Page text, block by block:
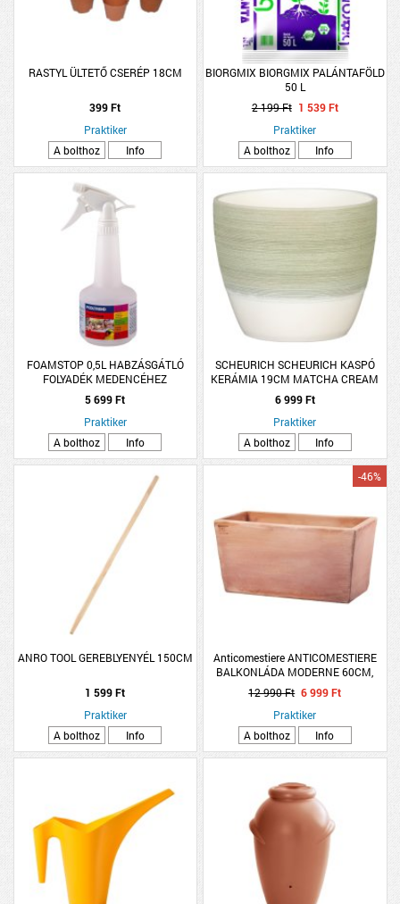
RASTYL ÜLTETŐ CSERÉP 18CM
399 Ft
Praktiker
A bolthoz
Info
BIORGMIX BIORGMIX PALÁNTAFÖLD
50 L
2 199 Ft 1 539 Ft
Praktiker
A bolthoz
Info
FOAMSTOP 0,5L HABZÁSGÁTLÓ
FOLYADÉK MEDENCÉHEZ
5 699 Ft
Praktiker
A bolthoz
Info
SCHEURICH SCHEURICH KASPÓ
KERÁMIA 19CM MATCHA CREAM
(950)
6 999 Ft
Praktiker
A bolthoz
Info
ANRO TOOL GEREBLYENYÉL 150CM
1 599 Ft
Praktiker
A bolthoz
Info
Anticomestiere ANTICOMESTIERE
BALKONLÁDA MODERNE 60CM,
AGYAG
-46%
12 990 Ft 6 999 Ft
Praktiker
A bolthoz
Info